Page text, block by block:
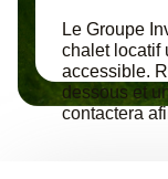
Le Groupe
chalet locatif
accessible.
dessous et
contactera